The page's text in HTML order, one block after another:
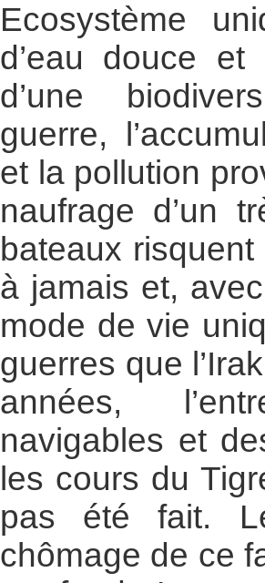
Ecosystème
d’eau douce et
d’une
guerre,
et la pollution
naufrage d’un
bateaux
à jamais et,
mode de vie
guerres que
années,
navigables et
les cours du
pas été fait.
chômage de ce